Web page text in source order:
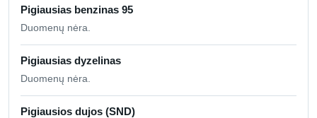
Pigiausias benzinas 95
Duomenų nėra.
Pigiausias dyzelinas
Duomenų nėra.
Pigiausios dujos (SND)